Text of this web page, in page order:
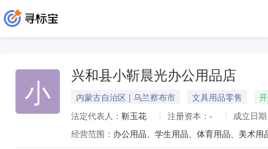
小 兴和县小靳晨光办公用品店
内蒙古自治区 | 乌兰察布市 文具用品零售
法定代表人： 靳玉花 注册资本： -
成立日
经营范围： 办公用品、学生用品、体育用品、美术用